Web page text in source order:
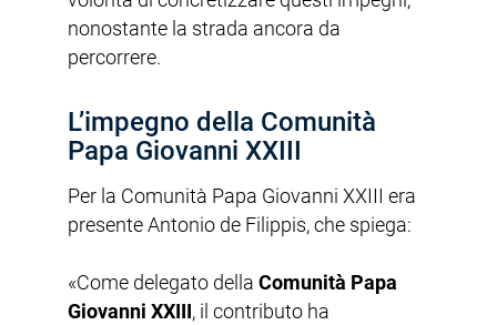
nonostante la strada ancora da
percorrere.
L’impegno della Comunità
Papa Giovanni XXIII
Per la Comunità Papa Giovanni XXIII era
presente Antonio de Filippis, che spiega:
«Come delegato della Comunità Papa
Giovanni XXIII, il contributo ha